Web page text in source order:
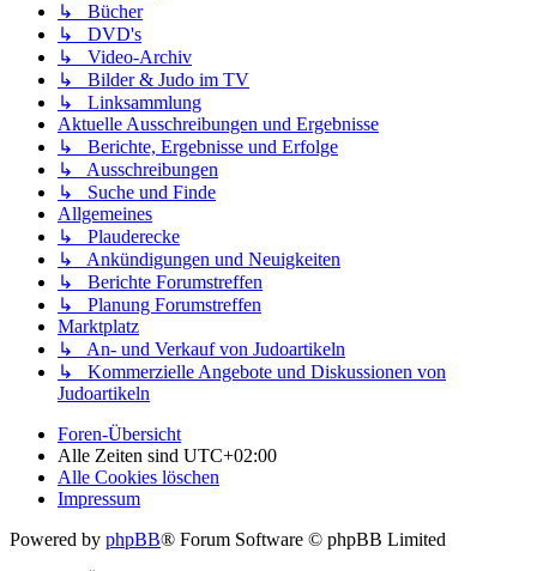
↳ Bücher
↳ DVD's
↳ Video-Archiv
↳ Bilder & Judo im TV
↳ Linksammlung
Aktuelle Ausschreibungen und Ergebnisse
↳ Berichte, Ergebnisse und Erfolge
↳ Ausschreibungen
↳ Suche und Finde
Allgemeines
↳ Plauderecke
↳ Ankündigungen und Neuigkeiten
↳ Berichte Forumstreffen
↳ Planung Forumstreffen
Marktplatz
↳ An- und Verkauf von Judoartikeln
↳ Kommerzielle Angebote und Diskussionen von
Judoartikeln
Foren-Übersicht
Alle Zeiten sind UTC+02:00
Alle Cookies löschen
Impressum
Powered by phpBB® Forum Software © phpBB Limited